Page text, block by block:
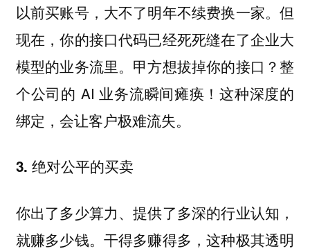
以前买账号，大不了明年不续费换一家。但
现在，你的接口代码已经死死缝在了企业大
模型的业务流里。甲方想拔掉你的接口？整
个公司的 AI 业务流瞬间瘫痪！这种深度的
绑定，会让客户极难流失。
3. 绝对公平的买卖
你出了多少算力、提供了多深的行业认知，
就赚多少钱。干得多赚得多，这种极其透明